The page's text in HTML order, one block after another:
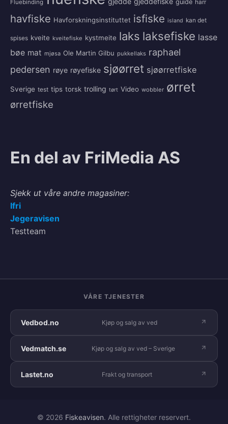
Fluebinding guide harr
havfiske Havforskningsinstituttet isfiske island kan det
spises kveite kveitefiske kystmeite laks laksefiske lasse
bøe mat mjøsa Ole Martin Gilbu pukkellaks raphael
pedersen røye røyefiske sjøørret sjøørretfiske
Sverige test tips torsk trolling tørt Video wobbler ørret
ørretfiske
En del av FriMedia AS
Sjekk ut våre andre magasiner:
Ifri
Jegeravisen
Testteam
VÅRE TJENESTER
Vedbod.no Kjøp og salg av ved
Vedmatch.se Kjøp og salg av ved – Sverige
Lastet.no Frakt og transport
© 2026 Fiskeavisen. Alle rettigheter reservert.